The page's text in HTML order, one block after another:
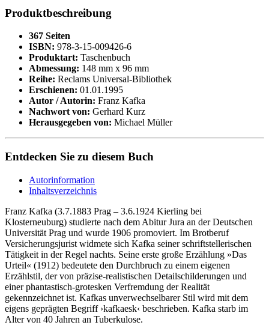
Produktbeschreibung
367 Seiten
ISBN: 978-3-15-009426-6
Produktart: Taschenbuch
Abmessung: 148 mm x 96 mm
Reihe: Reclams Universal-Bibliothek
Erschienen: 01.01.1995
Autor / Autorin: Franz Kafka
Nachwort von: Gerhard Kurz
Herausgegeben von: Michael Müller
Entdecken Sie zu diesem Buch
Autorinformation
Inhaltsverzeichnis
Franz Kafka (3.7.1883 Prag – 3.6.1924 Kierling bei
Klosterneuburg) studierte nach dem Abitur Jura an der Deutschen
Universität Prag und wurde 1906 promoviert. Im Brotberuf
Versicherungsjurist widmete sich Kafka seiner schriftstellerischen
Tätigkeit in der Regel nachts. Seine erste große Erzählung »Das
Urteil« (1912) bedeutete den Durchbruch zu einem eigenen
Erzählstil, der von präzise-realistischen Detailschilderungen und
einer phantastisch-grotesken Verfremdung der Realität
gekennzeichnet ist. Kafkas unverwechselbarer Stil wird mit dem
eigens geprägten Begriff ›kafkaesk‹ beschrieben. Kafka starb im
Alter von 40 Jahren an Tuberkulose.